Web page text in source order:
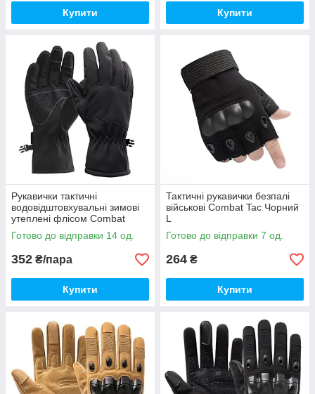
Купити Купити
Рукавички тактичні
водовідштовхувальні зимові
утеплені флісом Combat
Camo Чорний L
Готово до відправки 14 од.
352 ₴/пара
Купити
Тактичні рукавички безпалі
військові Combat Tac Чорний
L
Готово до відправки 7 од.
264 ₴
Купити